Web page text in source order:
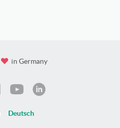
in Germany
Deutsch